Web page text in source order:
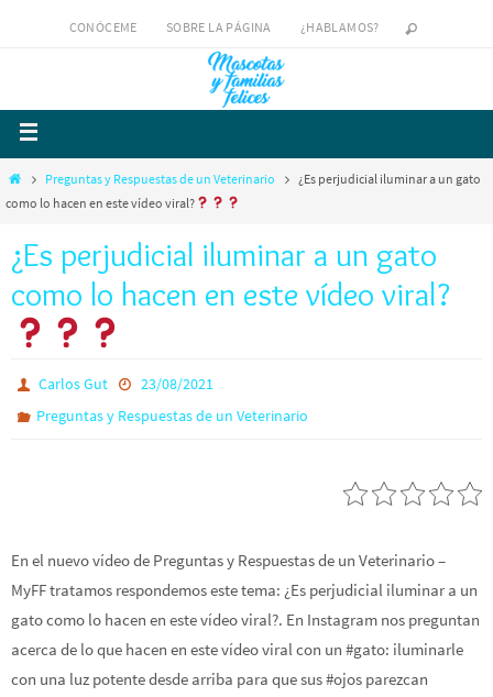
CONÓCEME SOBRE LA PÁGINA ¿HABLAMOS?
Preguntas y Respuestas de un Veterinario
¿Es perjudicial iluminar a un gato
como lo hacen en este vídeo viral?
¿Es perjudicial iluminar a un gato
como lo hacen en este vídeo viral?
Carlos Gut
23/08/2021
Preguntas y Respuestas de un Veterinario
En el nuevo vídeo de Preguntas y Respuestas de un Veterinario –
MyFF tratamos respondemos este tema: ¿Es perjudicial iluminar a un
gato como lo hacen en este vídeo viral?. En Instagram nos preguntan
acerca de lo que hacen en este vídeo viral con un #gato: iluminarle
con una luz potente desde arriba para que sus #ojos parezcan